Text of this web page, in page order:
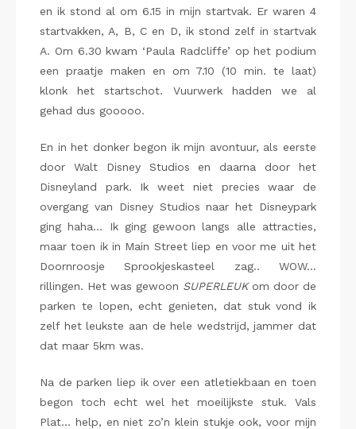
en ik stond al om 6.15 in mijn startvak. Er waren 4
startvakken, A, B, C en D, ik stond zelf in startvak
A. Om 6.30 kwam ‘Paula Radcliffe’ op het podium
een praatje maken en om 7.10 (10 min. te laat)
klonk het startschot. Vuurwerk hadden we al
gehad dus gooooo.
En in het donker begon ik mijn avontuur, als eerste
door Walt Disney Studios en daarna door het
Disneyland park. Ik weet niet precies waar de
overgang van Disney Studios naar het Disneypark
ging haha… Ik ging gewoon langs alle attracties,
maar toen ik in Main Street liep en voor me uit het
Doornroosje Sprookjeskasteel zag.. WOW…
rillingen. Het was gewoon SUPERLEUKom door de
parken te lopen, echt genieten, dat stuk vond ik
zelf het leukste aan de hele wedstrijd, jammer dat
dat maar 5km was.
Na de parken liep ik over een atletiekbaan en toen
begon toch echt wel het moeilijkste stuk. Vals
Plat… help, en niet zo’n klein stukje ook, voor mijn